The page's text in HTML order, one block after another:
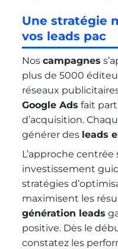
Une stratégie
vos leads pac
Noscampagnes
plus de 5000
réseaux
Google Ads fait
d’acquisition.
générer des leads
L’approche
investissement
stratégies
maximisent les
génération leads
positive. Dès le
constatez les